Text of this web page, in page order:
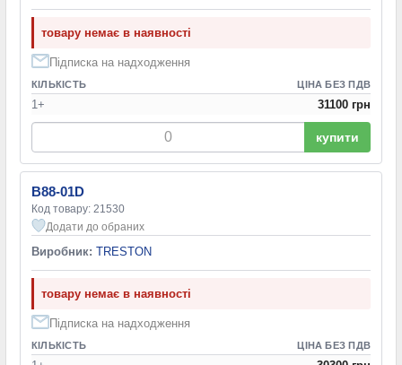
товару немає в наявності
Підписка на надходження
КІЛЬКІСТЬ ЦІНА БЕЗ ПДВ
1+ 31100 грн
купити
B88-01D
Код товару: 21530
Додати до обраних
Виробник: TRESTON
товару немає в наявності
Підписка на надходження
КІЛЬКІСТЬ ЦІНА БЕЗ ПДВ